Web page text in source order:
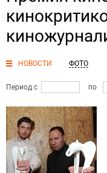
НОВОСТИ ФОТО
Период с по